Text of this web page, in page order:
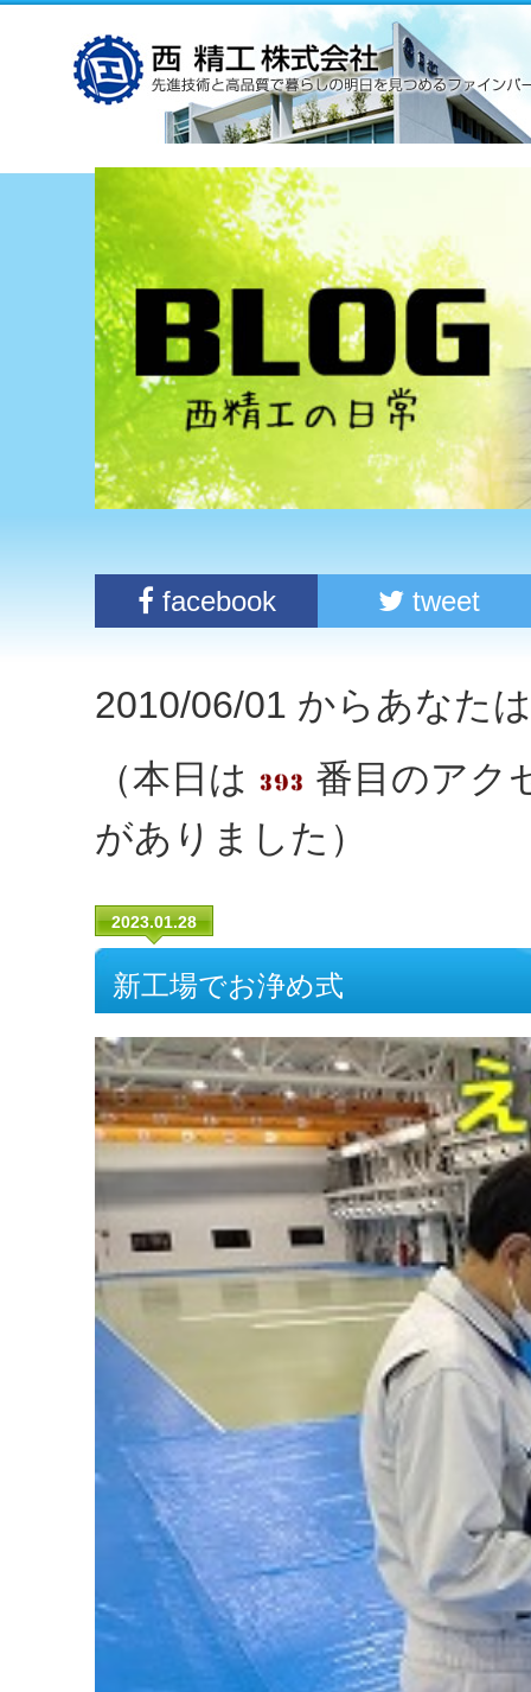
facebook tweet
2010/06/01 からあなた
（本日は
番目のア
がありました）
2023.01.28
新工場でお浄め式